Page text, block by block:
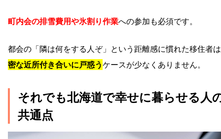
町内会の排雪費用や氷割り作業への参加も必須です。
都会の「隣は何をする人ぞ」という距離感に慣れた移住者
密な近所付き合いに戸惑うケースが少なくありません。
それでも北海道で幸せに暮らせる人
共通点